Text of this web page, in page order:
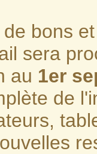
bons
sera
au 1er
de